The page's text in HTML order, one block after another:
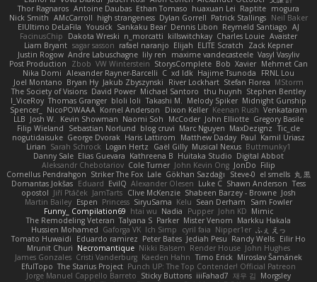
Thor Ragnaros Antoine Daubas Ethan Tomaso huaxuan Lei Raptite mogura
Nick Smith AMcCarroll high strangeness Dylan Gorrell Patrick Stallings Neil Baker
ElUltimo DeLaFila Yousick Sankaku Bear Dennis Libon Reymeld Santiago AJ
FacinusChip
Dakota Wreski n_morcatti killswitchkay Charles Louie Avaister
Liam Bryant sagar sasson rafael naranjo Elijah ELITE Scratch
Zack Kepner
Justin Rogow Andre Labuschagne lily ren maxime vandecasteele Vasyl Vasyliv
Post Production
Zbob VW Winterstein StorysComplete Bob Xavier Mehmet Can
Nika Domi Alexander Rayner-Barcelli C xd Idk Hajime Tsunoda
FRNL Lou
Joel Montano Bryan Hy Jakub Zbyszynski River Lockhart Stefan Florea MStorm
The Society of Visions David Power Michael Santoro thu huynh Stephen Bentley
I_ViceRoy Thomas Granger bloli loli Takashi M. Melody Spiker Midnight Gunship
Spencer_
NicoPOWAAA Kornel Anderson Dixon Keller Keenan Rush Venkataram
LLB Josh W. Kevin Showman Naomi Soh McCoder John Elliotte Gregory Basile
Filip Wieland
Sebastian Norlund blog cruvi Marc Nguyen MaxDezignz Tic_cle
nogutidaisuke George Dvorak Haris Lattirom Matthew Daday Paul Kamil Uriasz
Lirian Sarah Schrock Logan Hertz Gaël Gilly Musical Nexus Buttmunky1
Danny Sale Elias Guevara Kathreena B Huitaka Studio Digital Abbot
Aleksandr Chebotariov Cole Turner John Kevin Ong JonDo Filip
Cornellus Pendrahgon Striker The Fox Lale Gökhan Sazdağı Steve-0 el smells 丸 黒
Domantas Jokšas Eduard EvilQ Alexander Olesen Luke C Shawn Anderson Tess
opostol Jiří Ptáček JamTarts Clive McKenzie Shabeen Barzey - Browne Josh
Martin Bailey Espen Princess SiryuSama Kelu Sean Derham
Sam Fowler
Funny_ Compilation69 htai wu Nadia Pupper John KD Mimic
The Remodeling Veteran Talyana S Parker Mister Venom Markku Hakala
Hussien Mohamed Gaforga VK Ich Simp cyril faia Nipper1er
ふぇ えっ
Tomato Huwaidi
Eduardo ramirez Peter Bates Jediah Pesu Randy Wells Eilir Ho
Mrunit Churi Necromantique Nikki Balsem Render House John Hughes
James Gonzales Cristi Vanderburg Kaeden Hahn Timo Erick Miroslav Šamánek
EfulTopo The Starius Project Punch UP: The Top Contender! Official Patreon
Jorge Manuel Cappello Barreto Sticky Buttons iiiFahad7 재우 김 Morgsley